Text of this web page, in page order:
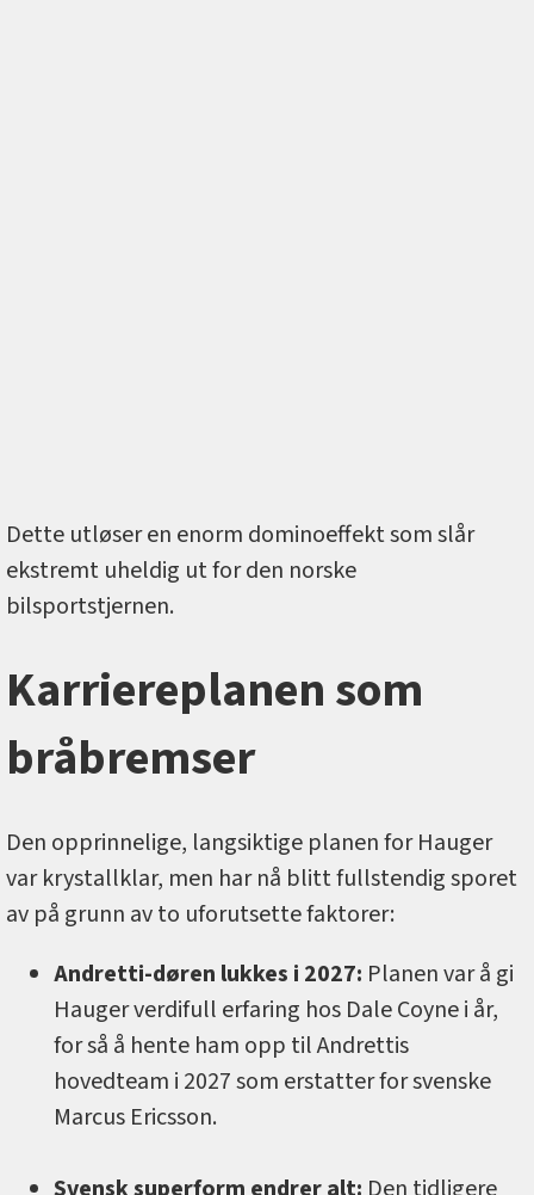
Dette utløser en enorm dominoeffekt som slår
ekstremt uheldig ut for den norske
bilsportstjernen.
Karriereplanen som
bråbremser
Den opprinnelige, langsiktige planen for Hauger
var krystallklar, men har nå blitt fullstendig sporet
av på grunn av to uforutsette faktorer:
Andretti-døren lukkes i 2027: Planen var å gi
Hauger verdifull erfaring hos Dale Coyne i år,
for så å hente ham opp til Andrettis
hovedteam i 2027 som erstatter for svenske
Marcus Ericsson.